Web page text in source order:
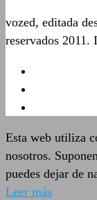
vozed, editada
reservados 2011.
Esta web utiliza
nosotros.
puedes dejar de
Leer más